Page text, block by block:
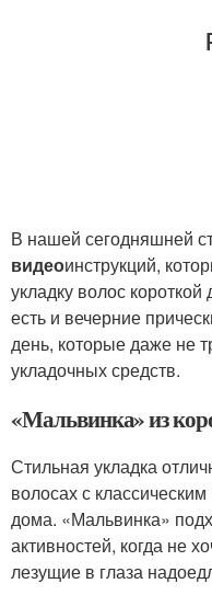
В нашей сегодняшней
видеоинструкций,
укладку волос
есть и вечерние
день, которые даже не
укладочных средств.
«Мальвинка» из
Стильная укладка
волосах с
дома. «Мальвинка»
активностей, когда не
лезущие в глаза